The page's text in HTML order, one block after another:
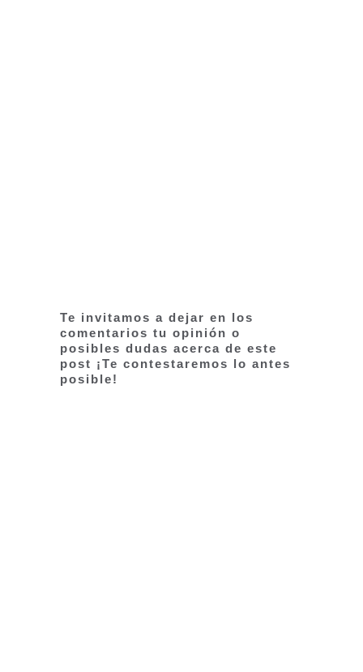
Te invitamos a dejar en los
comentarios tu opinión o
posibles dudas acerca de este
post ¡Te contestaremos lo antes
posible!